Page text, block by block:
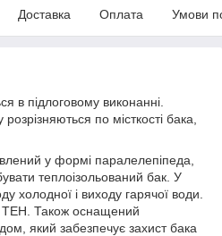
Доставка Оплата Умови
в підлоговому виконанні.
по місткості бака,
у формі паралелепіпеда,
теплоізольований бак. У
холодної і виходу гарячої води.
ТЕН. Також оснащений
який забезпечує захист бака